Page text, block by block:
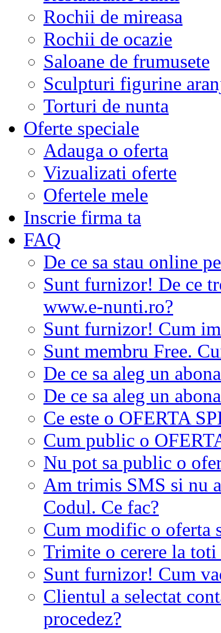
Rochii de mireasa
Rochii de ocazie
Saloane de frumusete
Sculpturi figurine
Torturi de nunta
Oferte speciale
Adauga o oferta
Vizualizati oferte
Ofertele mele
Inscrie firma ta
FAQ
De ce sa stau online
Sunt furnizor! De ce
www.e-nunti.ro?
Sunt furnizor! Cum
Sunt membru Free.
De ce sa aleg un
De ce sa aleg un
Ce este o OFERTA
Cum public o
Nu pot sa public o
Am trimis SMS si nu
Codul. Ce fac?
Cum modific o oferta
Trimite o cerere la
Sunt furnizor! Cum
Clientul a selectat
procedez?